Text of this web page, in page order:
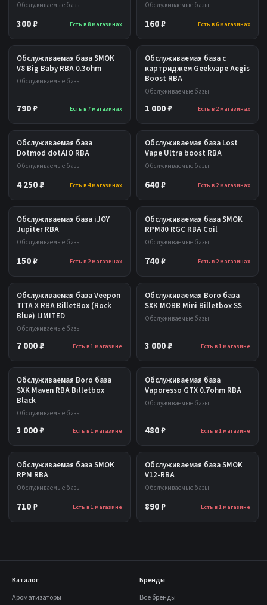
Обслуживаемые базы
300 ₽ Есть в 8 магазинах
Обслуживаемые базы
160 ₽ Есть в 6 магазинах
Обслуживаемая база SMOK
V8 Big Baby RBA 0.3ohm
Обслуживаемые базы
790 ₽ Есть в 7 магазинах
Обслуживаемая база с
картриджем Geekvape Aegis
Boost RBA
Обслуживаемые базы
1 000 ₽ Есть в 2 магазинах
Обслуживаемая база
Dotmod dotAIO RBA
Обслуживаемые базы
4 250 ₽ Есть в 4 магазинах
Обслуживаемая база Lost
Vape Ultra boost RBA
Обслуживаемые базы
640 ₽ Есть в 2 магазинах
Обслуживаемая база iJOY
Jupiter RBA
Обслуживаемые базы
150 ₽ Есть в 2 магазинах
Обслуживаемая база SMOK
RPM80 RGC RBA Coil
Обслуживаемые базы
740 ₽ Есть в 2 магазинах
Обслуживаемая база Veepon
TITA X RBA BilletBox (Rock
Blue) LIMITED
Обслуживаемые базы
7 000 ₽ Есть в 1 магазине
Обслуживаемая Boro база
SXK MOBB Mini Billetbox SS
Обслуживаемые базы
3 000 ₽ Есть в 1 магазине
Обслуживаемая Boro база
SXK Maven RBA Billetbox
Black
Обслуживаемые базы
3 000 ₽ Есть в 1 магазине
Обслуживаемая база
Vaporesso GTX 0.7ohm RBA
Обслуживаемые базы
480 ₽ Есть в 1 магазине
Обслуживаемая база SMOK
RPM RBA
Обслуживаемые базы
710 ₽ Есть в 1 магазине
Обслуживаемая база SMOK
V12-RBA
Обслуживаемые базы
890 ₽ Есть в 1 магазине
Каталог
Ароматизаторы
Бренды
Все бренды